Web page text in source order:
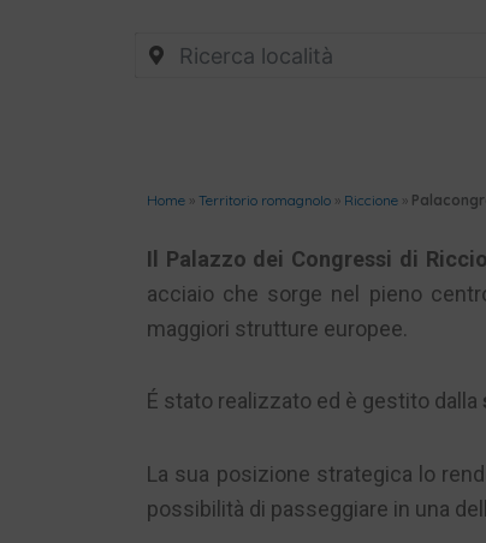
Home » Territorio romagnolo » Riccione »
Il Palazzo dei Congressi di
acciaio che sorge nel pieno
maggiori strutture europee.
É stato realizzato ed è gestito dalla
La sua posizione strategica lo
possibilità di passeggiare in una